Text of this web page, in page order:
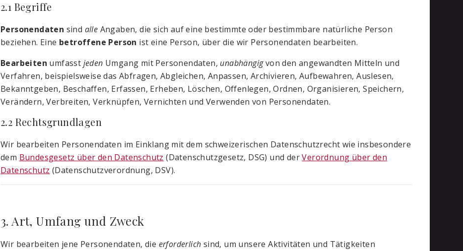
2.1 Begriffe
Personendaten sind alle Angaben, die sich auf eine bestimmte oder bestimmbare natürliche Person
beziehen. Eine betroffene Person ist eine Person, über die wir Personendaten bearbeiten.
Bearbeiten umfasst jeden Umgang mit Personendaten, unabhängigvon den angewandten Mitteln und
Verfahren, beispielsweise das Abfragen, Abgleichen, Anpassen, Archivieren, Aufbewahren, Auslesen,
Bekanntgeben, Beschaffen, Erfassen, Erheben, Löschen, Offenlegen, Ordnen, Organisieren, Speichern,
Verändern, Verbreiten, Verknüpfen, Vernichten und Verwenden von Personendaten.
2.2 Rechtsgrundlagen
Wir bearbeiten Personendaten im Einklang mit dem schweizerischen Datenschutzrecht wie insbesondere
dem Bundesgesetz über den Datenschutz (Datenschutzgesetz, DSG) und derVerordnung über den
Datenschutz (Datenschutzverordnung, DSV).
3. Art, Umfang und Zweck
Wir bearbeiten jene Personendaten, die erforderlich sind, um unsere Aktivitäten und Tätigkeiten